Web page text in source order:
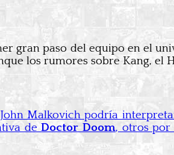
gran paso del equipo en el
los rumores sobre Kang, el
Malkovich podría
deDoctor Doom, otros por